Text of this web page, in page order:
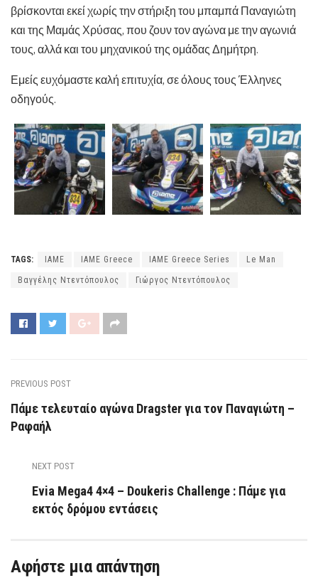
βρίσκονται εκεί χωρίς την στήριξη του μπαμπά Παναγιώτη
και της Μαμάς Χρύσας, που ζουν τον αγώνα με την αγωνιά
τους, αλλά και του μηχανικού της ομάδας Δημήτρη.
Εμείς ευχόμαστε καλή επιτυχία, σε όλους τους Έλληνες
οδηγούς.
TAGS: IAME IAME Greece IAME Greece Series Le Man
Βαγγέλης Ντεντόπουλος Γιώργος Ντεντόπουλος
PREVIOUS POST
Πάμε τελευταίο αγώνα Dragster για τον Παναγιώτη –
Ραφαήλ
NEXT POST
Evia Mega4 4×4 – Doukeris Challenge : Πάμε για
εκτός δρόμου εντάσεις
Αφήστε μια απάντηση